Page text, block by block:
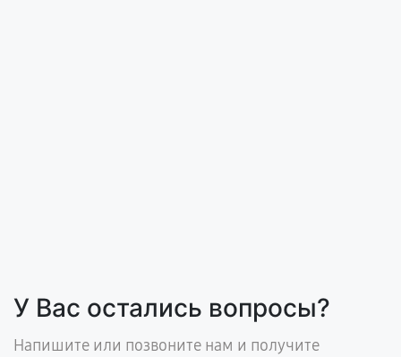
У Вас остались вопросы?
Напишите или позвоните нам и получите